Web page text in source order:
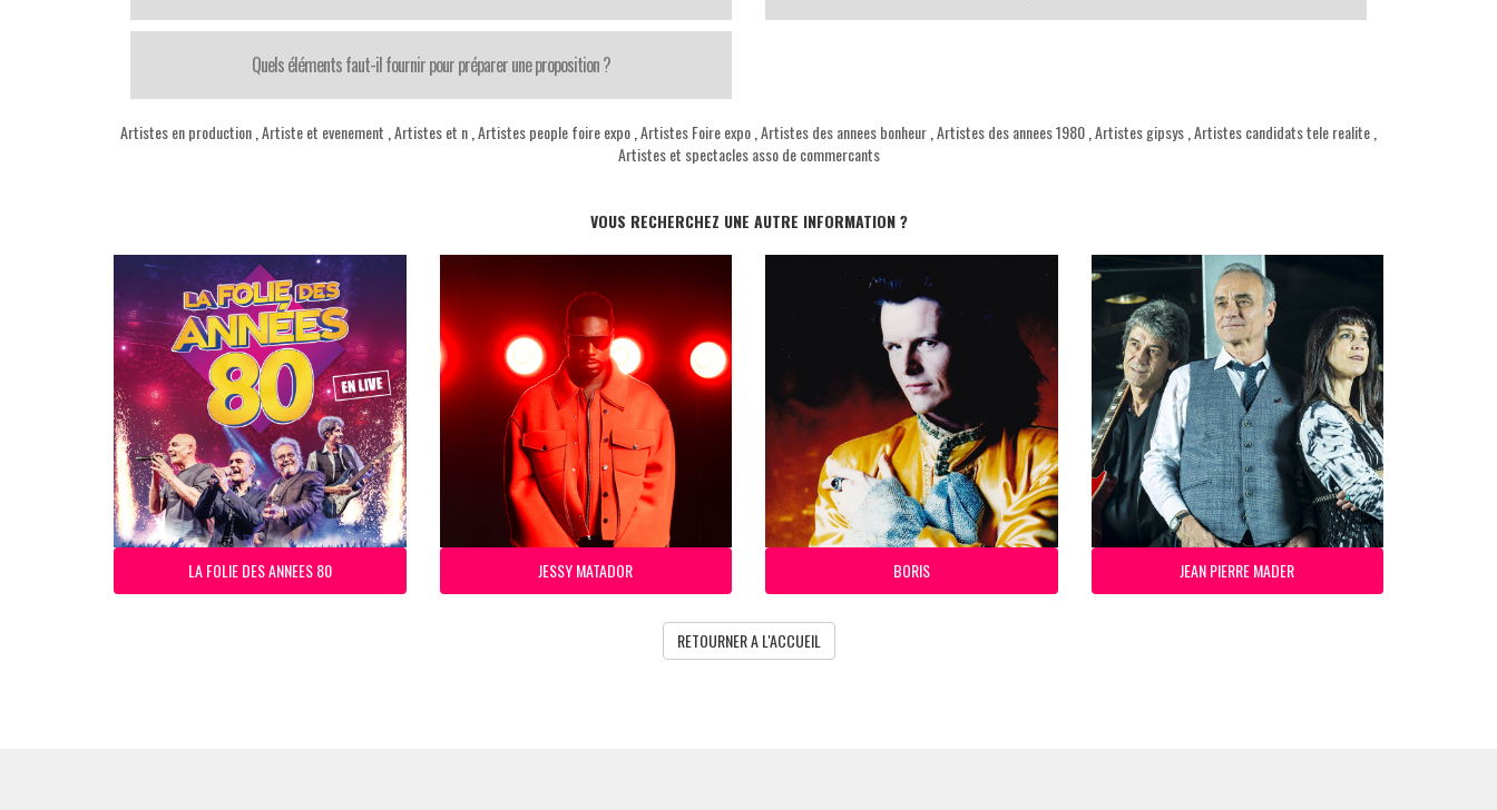
Quels éléments faut-il fournir pour préparer une proposition ?
Artistes en production Artiste et evenement Artistes et n Artistes people foire expo Artistes Foire expo Artistes des annees bonheur Artistes des annees 1980 Artistes gipsys Artistes candidats tele realite
Artistes et spectacles asso de commercants
VOUS RECHERCHEZ UNE AUTRE INFORMATION ?
LA FOLIE DES ANNEES 80 JESSY MATADOR BORIS JEAN PIERRE MADER
RETOURNER A L'ACCUEIL